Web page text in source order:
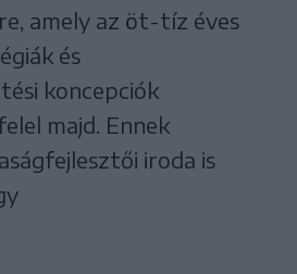
amely az öt-tíz éves
és
koncepciók
majd. Ennek
iroda is